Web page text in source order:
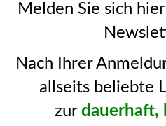
Melden Sie sich
Nach Ihrer
allseits beliebte
zur dauerhaft,